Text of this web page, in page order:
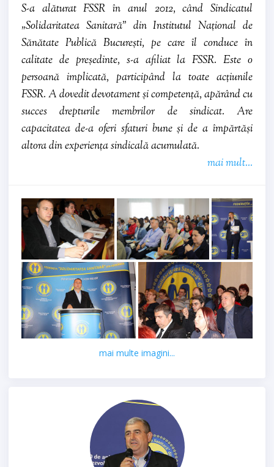
S-a alăturat FSSR în anul 2012, când Sindicatul
„Solidaritatea Sanitară” din Institutul Național de
Sănătate Publică București, pe care îl conduce în
calitate de președinte, s-a afiliat la FSSR. Este o
persoană implicată, participând la toate acțiunile
FSSR. A dovedit devotament și competență, apărând cu
succes drepturile membrilor de sindicat. Are
capacitatea de-a oferi sfaturi bune și de a împărtăși
altora din experiența sindicală acumulată.
mai mult...
mai multe imagini...